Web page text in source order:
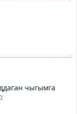
чыгымга